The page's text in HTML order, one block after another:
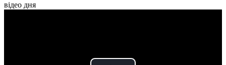
відео дня